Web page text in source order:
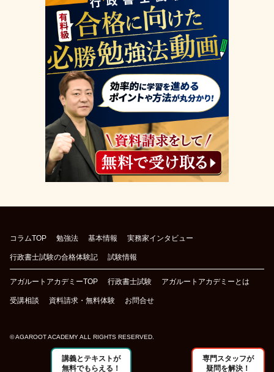
コラムTOP 勉強法 基本情報 実務家インタビュー
行政書士試験の合格体験記 試験情報
アガルートアカデミーTOP 行政書士試験 アガルートアカデミーとは
受講相談 資料請求・無料体験 お問合せ
© AGAROOT ACADEMY ALL RIGHTS RESERVED.
講義とテキストが
無料でもらえる！
専門スタッフが
疑問を解決！